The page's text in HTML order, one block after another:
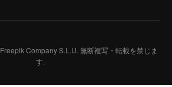
Freepik Company S.L.U. 無断複写・転載を禁じま
す.